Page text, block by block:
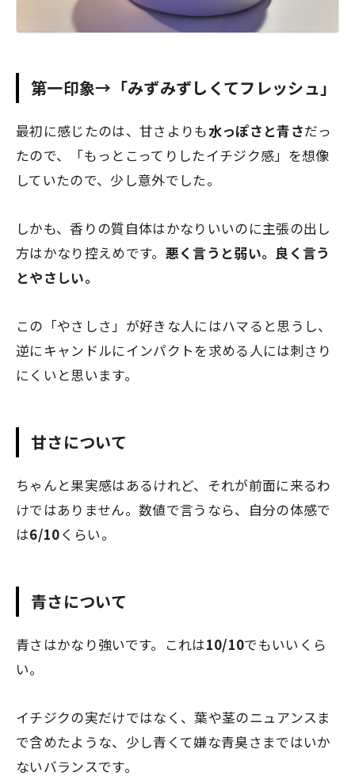
第一印象→「みずみずしくてフレッシュ」
最初に感じたのは、甘さよりも水っぽさと青さだっ
たので、「もっとこってりしたイチジク感」を想像
していたので、少し意外でした。
しかも、香りの質自体はかなりいいのに主張の出し
方はかなり控えめです。 悪く言うと弱い。良く言う
とやさしい。
この「やさしさ」が好きな人にはハマると思うし、
逆にキャンドルにインパクトを求める人には刺さり
にくいと思います。
甘さについて
ちゃんと果実感はあるけれど、それが前面に来るわ
けではありません。数値で言うなら、自分の体感で
は6/10くらい。
青さについて
青さはかなり強いです。これは10/10でもいいくら
い。
イチジクの実だけではなく、葉や茎のニュアンスま
で含めたような、少し青くて嫌な青臭さまではいか
ないバランスです。